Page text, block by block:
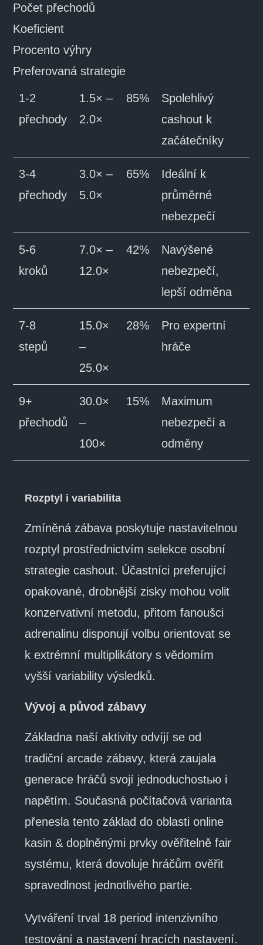
Počet přechodů
Koeficient
Procento výhry
Preferovaná strategie
1-2
přechody
1.5× –
2.0×
85%
Spolehlivý
cashout k
začátečníky
3-4
přechody
3.0× –
5.0×
65%
Ideální k
průměrné
nebezpečí
5-6
kroků
7.0× –
12.0×
42%
Navýšené
nebezpečí,
lepší odměna
7-8
stepů
15.0×
–
25.0×
28%
Pro expertní
hráče
9+
přechodů
30.0×
–
100×
15%
Maximum
nebezpečí a
odměny
Rozptyl i variabilita
Zmíněná zábava poskytuje nastavitelnou
rozptyl prostřednictvím selekce osobní
strategie cashout. Účastníci preferující
opakované, drobnější zisky mohou volit
konzervativní metodu, přitom fanoušci
adrenalinu disponují volbu orientovat se
k extrémní multiplikátory s vědomím
vyšší variability výsledků.
Vývoj a původ zábavy
Základna naší aktivity odvíjí se od
tradiční arcade zábavy, která zaujala
generace hráčů svojí jednoduchostью i
napětím. Současná počítačová varianta
přenesla tento základ do oblasti online
kasin & doplněnými prvky ověřitelně fair
systému, která dovoluje hráčům ověřit
spravedlnost jednotlivého partie.
Vytváření trval 18 period intenzivního
testování a nastavení hracích nastavení.